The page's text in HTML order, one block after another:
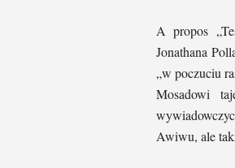
A propos
Jonathana
„w poczuciu
Mosadowi
Awiwu, ale